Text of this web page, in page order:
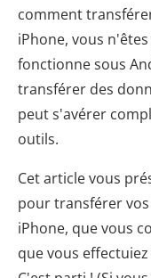
comment
iPhone, vous
fonctionne sous
transférer des
peut s'avérer
outils.
Cet article vous
pour transférer
iPhone, que vous
que vous